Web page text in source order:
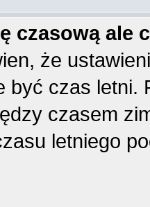
czasową ale
że
być czas letni.
czasem
letniego